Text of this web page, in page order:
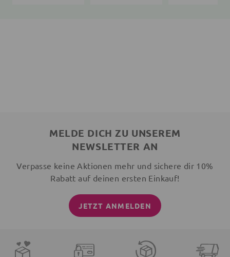
MELDE DICH ZU UNSEREM
NEWSLETTER AN
Verpasse keine Aktionen mehr und sichere dir 10%
Rabatt auf deinen ersten Einkauf!
JETZT ANMELDEN